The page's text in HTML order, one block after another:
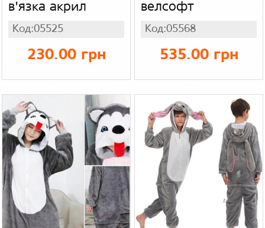
в'язка акрил
Код:05525
230.00 грн
велсофт
Код:05568
535.00 грн